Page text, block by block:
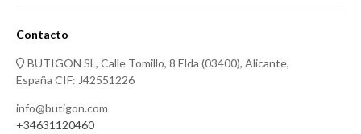
Contacto
BUTIGON SL, Calle Tomillo, 8 Elda (03400), Alicante,
España CIF: J42551226
info@butigon.com
+34631120460